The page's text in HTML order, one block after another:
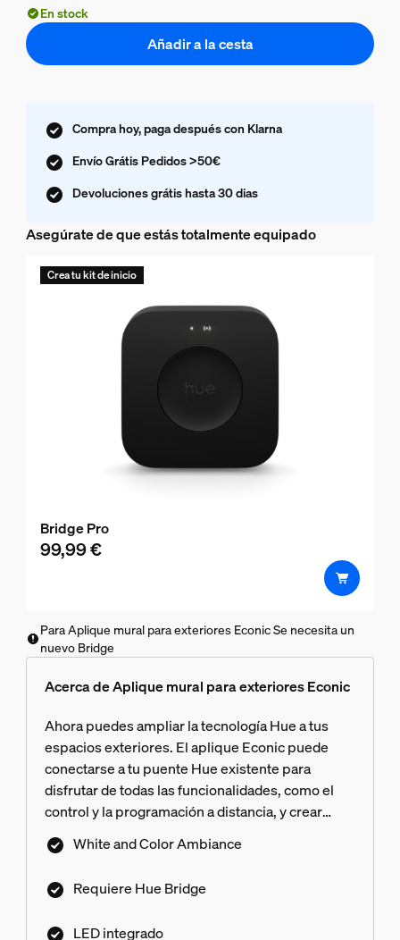
En stock
Añadir a la cesta
Compra hoy, paga después con Klarna
Envío Grátis Pedidos >50€
Devoluciones grátis hasta 30 dias
Asegúrate de que estás totalmente equipado
Crea tu kit de inicio
Bridge Pro
99,99 €
Para Aplique mural para exteriores Econic Se necesita un
nuevo Bridge
Acerca de Aplique mural para exteriores Econic
Ahora puedes ampliar la tecnología Hue a tus
espacios exteriores. El aplique Econic puede
conectarse a tu puente Hue existente para
disfrutar de todas las funcionalidades, como el
control y la programación a distancia, y crear
cualquier tipo de ambiente. El puente Hue no
está incluido.
White and Color Ambiance
Requiere Hue Bridge
LED integrado